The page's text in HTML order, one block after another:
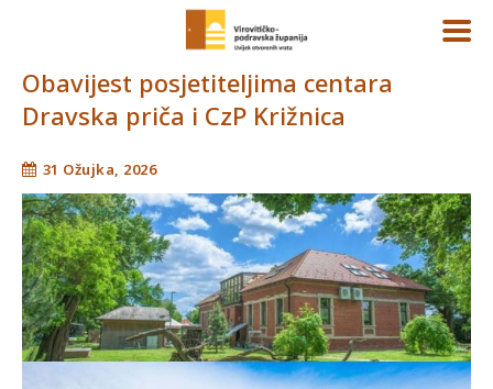
Obavijest posjetiteljima centara
Dravska priča i CzP Križnica
31 Ožujka, 2026